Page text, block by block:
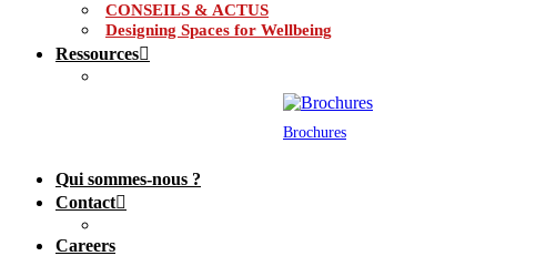
CONSEILS & ACTUS
Designing Spaces for Wellbeing
Ressources
Brochures
Qui sommes-nous ?
Contact
Careers